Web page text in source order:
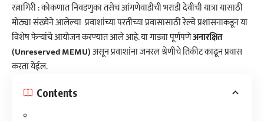
रत्नागिरी : कोकणात निवडणुका तसेच आंगणेवाडीची भराडी देवीची यात्रा यासाठी
मोठ्या संख्येने आलेल्या प्रवाशांच्या परतीच्या प्रवासासाठी रेल्वे प्रशासनाकडून या
विशेष फेऱ्यांचे आयोजन करण्यात आले आहे. या गाड्या पूर्णपणेअनारक्षित
(Unreserved MEMU)असून प्रवाशांना जनरल श्रेणीचे तिकीट काढून प्रवास
करता येईल.
Contents